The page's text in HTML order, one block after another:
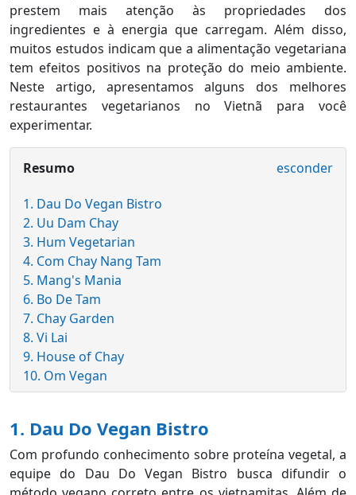
prestem mais atenção às propriedades dos
ingredientes e à energia que carregam. Além disso,
muitos estudos indicam que a alimentação vegetariana
tem efeitos positivos na proteção do meio ambiente.
Neste artigo, apresentamos alguns dos melhores
restaurantes vegetarianos no Vietnã para você
experimentar.
Resumo esconder
1. Dau Do Vegan Bistro
2. Uu Dam Chay
3. Hum Vegetarian
4. Com Chay Nang Tam
5. Mang's Mania
6. Bo De Tam
7. Chay Garden
8. Vi Lai
9. House of Chay
10. Om Vegan
1. Dau Do Vegan Bistro
Com profundo conhecimento sobre proteína vegetal, a
equipe do Dau Do Vegan Bistro busca difundir o